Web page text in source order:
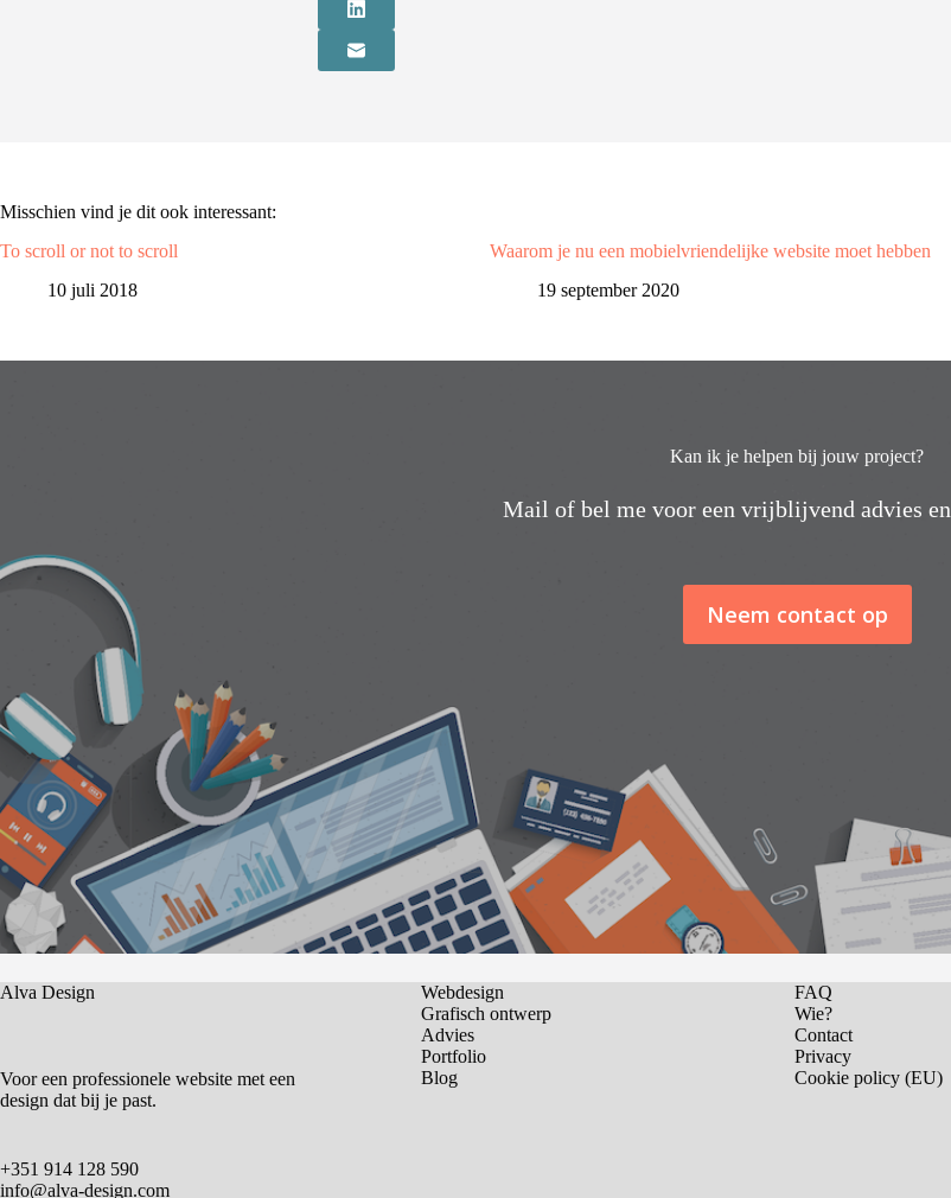
Misschien vind je dit ook interessant:
To scroll or not to scroll
10 juli 2018
Waarom je nu een mobielvriendelijke website moet hebben
19 september 2020
Kan ik je helpen bij jouw project?
Mail of bel me voor een vrijblijvend advies
Neem contact op
Alva Design
Voor een professionele website met een
design dat bij je past.
+351 914 128 590
info@alva-design.com
Webdesign
Grafisch ontwerp
Advies
Portfolio
Blog
FAQ
Wie?
Contact
Privacy
Cookie policy (EU)